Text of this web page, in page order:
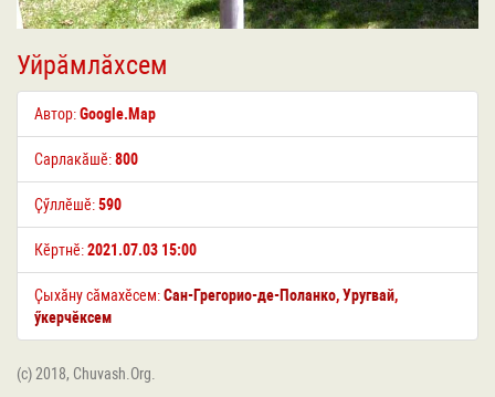
Уйрӑмлӑхсем
Автор:Google.Map
Сарлакӑшӗ:800
Ҫӳллӗшӗ:590
Кӗртнӗ:2021.07.03 15:00
Ҫыхӑну сӑмахӗсем:Cан-Грегорио-де-Поланко,Уругвай,
ӳкерчӗксем
(c) 2018, Chuvash.Org.